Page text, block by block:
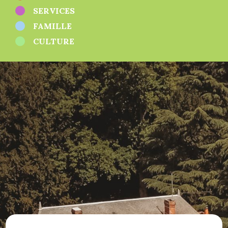
Zones d'activités
Autres
SERVICES
FAMILLE
CULTURE